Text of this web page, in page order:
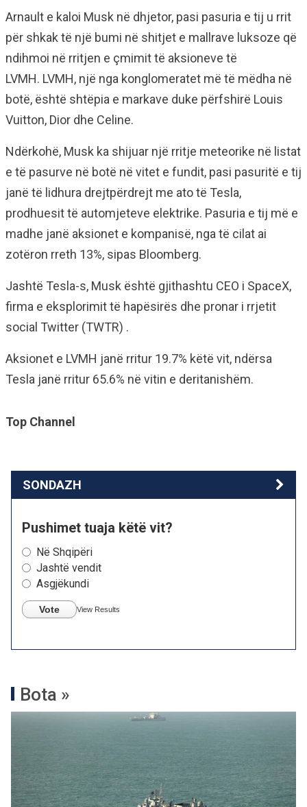
Arnault e kaloi Musk në dhjetor, pasi pasuria e tij u rrit
për shkak të një bumi në shitjet e mallrave luksoze që
ndihmoi në rritjen e çmimit të aksioneve të
LVMH. LVMH, një nga konglomeratet më të mëdha në
botë, është shtëpia e markave duke përfshirë Louis
Vuitton, Dior dhe Celine.
Ndërkohë, Musk ka shijuar një rritje meteorike në listat
e të pasurve në botë në vitet e fundit, pasi pasuritë e tij
janë të lidhura drejtpërdrejt me ato të Tesla,
prodhuesit të automjeteve elektrike. Pasuria e tij më e
madhe janë aksionet e kompanisë, nga të cilat ai
zotëron rreth 13%, sipas Bloomberg.
Jashtë Tesla-s, Musk është gjithashtu CEO i SpaceX,
firma e eksplorimit të hapësirës dhe pronar i rrjetit
social Twitter (TWTR) .
Aksionet e LVMH janë rritur 19.7% këtë vit, ndërsa
Tesla janë rritur 65.6% në vitin e deritanishëm.
Top Channel
SONDAZH
Pushimet tuaja këtë vit?
Në Shqipëri
Jashtë vendit
Asgjëkundi
Vote View Results
Bota »